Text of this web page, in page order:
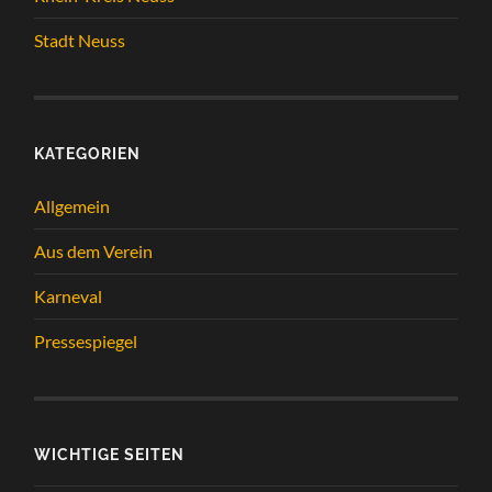
Stadt Neuss
KATEGORIEN
Allgemein
Aus dem Verein
Karneval
Pressespiegel
WICHTIGE SEITEN